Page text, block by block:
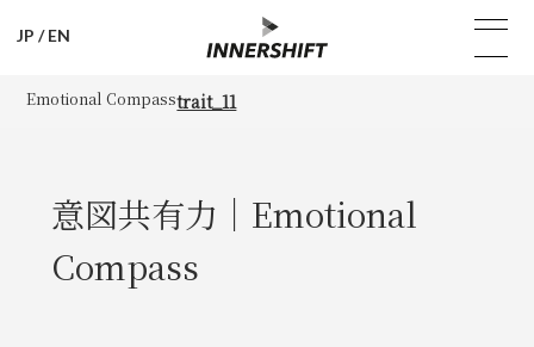
JP /EN
Emotional Compasstrait_11
意図共有力｜Emotional
Compass